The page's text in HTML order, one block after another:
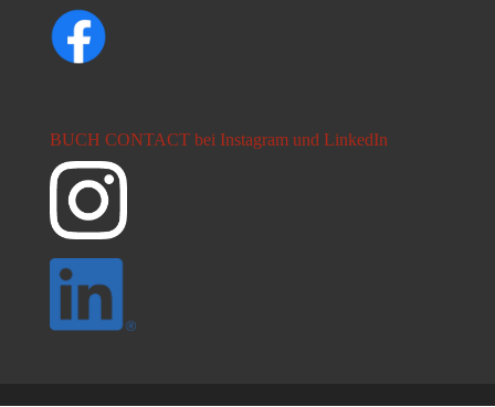
BUCH CONTACT bei Instagram und LinkedIn